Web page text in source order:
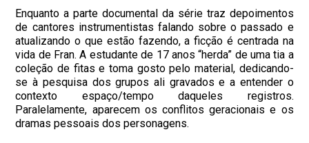
Enquanto a parte documental da série traz depoimentos
de cantores instrumentistas falando sobre o passado e
atualizando o que estão fazendo, a ficção é centrada na
vida de Fran. A estudante de 17 anos “herda” de uma tia a
coleção de fitas e toma gosto pelo material, dedicando-
se à pesquisa dos grupos ali gravados e a entender o
contexto espaço/tempo daqueles registros.
Paralelamente, aparecem os conflitos geracionais e os
dramas pessoais dos personagens.